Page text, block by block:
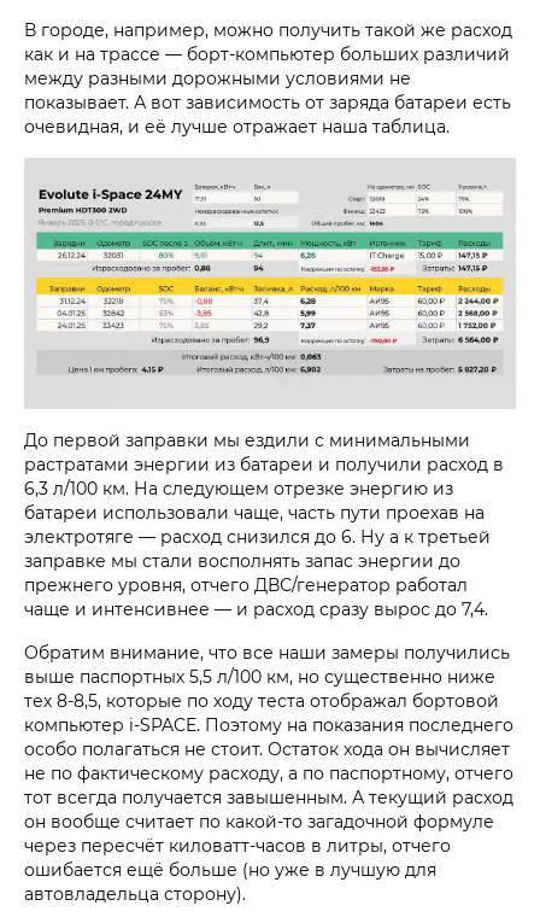
В городе, например, можно получить такой же расход
как и на трассе — борт-компьютер больших различий
между разными дорожными условиями не
показывает. А вот зависимость от заряда батареи есть
очевидная, и её лучше отражает наша таблица.
До первой заправки мы ездили с минимальными
растратами энергии из батареи и получили расход в
6,3 л/100 км. На следующем отрезке энергию из
батареи использовали чаще, часть пути проехав на
электротяге — расход снизился до 6. Ну а к третьей
заправке мы стали восполнять запас энергии до
прежнего уровня, отчего ДВС/генератор работал
чаще и интенсивнее — и расход сразу вырос до 7,4.
Обратим внимание, что все наши замеры получились
выше паспортных 5,5 л/100 км, но существенно ниже
тех 8-8,5, которые по ходу теста отображал бортовой
компьютер i‑SPACE. Поэтому на показания последнего
особо полагаться не стоит. Остаток хода он вычисляет
не по фактическому расходу, а по паспортному, отчего
тот всегда получается завышенным. А текущий расход
он вообще считает по какой-то загадочной формуле
через пересчёт киловатт-часов в литры, отчего
ошибается ещё больше (но уже в лучшую для
автовладельца сторону).